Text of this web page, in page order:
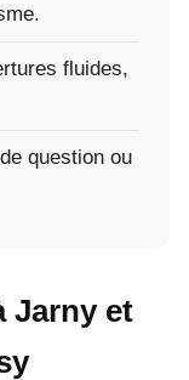
fluides,
question ou
Jarny et